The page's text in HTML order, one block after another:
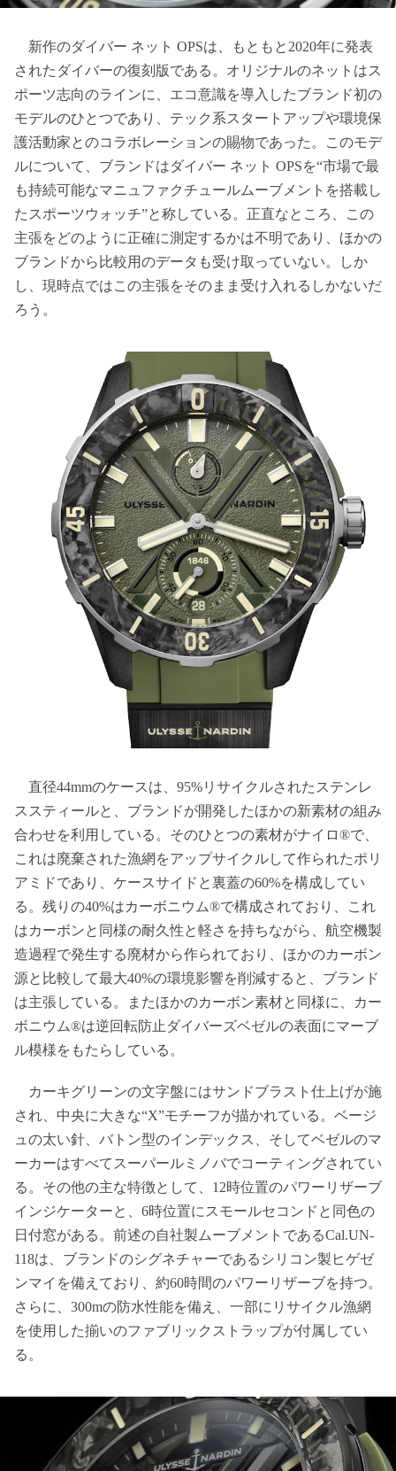
新作のダイバー ネット OPSは、もともと2020年に発表
されたダイバーの復刻版である。オリジナルのネットはス
ポーツ志向のラインに、エコ意識を導入したブランド初の
モデルのひとつであり、テック系スタートアップや環境保
護活動家とのコラボレーションの賜物であった。このモデ
ルについて、ブランドはダイバー ネット OPSを“市場で最
も持続可能なマニュファクチュールムーブメントを搭載し
たスポーツウォッチ”と称している。正直なところ、この
主張をどのように正確に測定するかは不明であり、ほかの
ブランドから比較用のデータも受け取っていない。しか
し、現時点ではこの主張をそのまま受け入れるしかないだ
ろう。
直径44mmのケースは、95%リサイクルされたステンレ
ススティールと、ブランドが開発したほかの新素材の組み
合わせを利用している。そのひとつの素材がナイロ®で、
これは廃棄された漁網をアップサイクルして作られたポリ
アミドであり、ケースサイドと裏蓋の60%を構成してい
る。残りの40%はカーボニウム®で構成されており、これ
はカーボンと同様の耐久性と軽さを持ちながら、航空機製
造過程で発生する廃材から作られており、ほかのカーボン
源と比較して最大40%の環境影響を削減すると、ブランド
は主張している。またほかのカーボン素材と同様に、カー
ボニウム®は逆回転防止ダイバーズベゼルの表面にマーブ
ル模様をもたらしている。
カーキグリーンの文字盤にはサンドブラスト仕上げが施
され、中央に大きな“X”モチーフが描かれている。ベージ
ュの太い針、バトン型のインデックス、そしてベゼルのマ
ーカーはすべてスーパールミノバでコーティングされてい
る。その他の主な特徴として、12時位置のパワーリザーブ
インジケーターと、6時位置にスモールセコンドと同色の
日付窓がある。前述の自社製ムーブメントであるCal.UN-
118は、ブランドのシグネチャーであるシリコン製ヒゲゼ
ンマイを備えており、約60時間のパワーリザーブを持つ。
さらに、300mの防水性能を備え、一部にリサイクル漁網
を使用した揃いのファブリックストラップが付属してい
る。